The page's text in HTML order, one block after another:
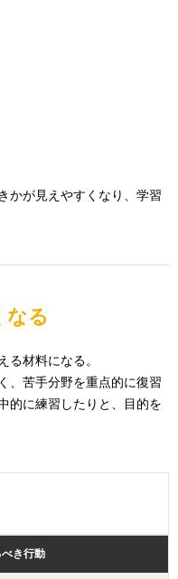
かが見えやすくなり、学習
なる
る材料になる。
、苦手分野を重点的に復習
的に練習したりと、目的を
き行動